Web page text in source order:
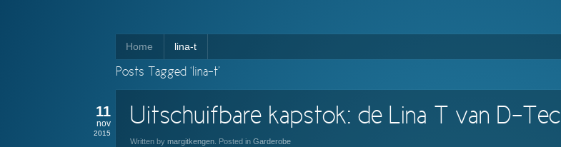
Home lina-t
Posts Tagged ‘lina-t’
11
nov
2015
Uitschuifbare kapstok: de Lina T van D-Tec
Written by margitkengen . Posted in Garderobe